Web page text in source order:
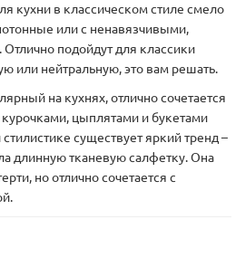
кухни в классическом стиле смело
или с ненавязчивыми,
подойдут для классики
или нейтральную, это вам решать.
на кухнях, отлично сочетается
цыплятами и букетами
существует яркий тренд –
длинную тканевую салфетку. Она
но отлично сочетается с